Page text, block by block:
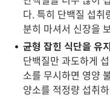
다. 특히 단백질 섭취
분히 마셔서 신장을
균형 잡힌 식단을 유
단백질만 과도하게
소를 무시하면 영양
양소를 적정량 섭취